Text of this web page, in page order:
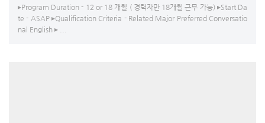
▸Program Duration - 12 or 18 개월 ( 경력자만 18개월 근무 가능) ▸Start Da
te - ASAP ▸Qualification Criteria - Related Major Preferred Conversatio
nal English ▸ ...